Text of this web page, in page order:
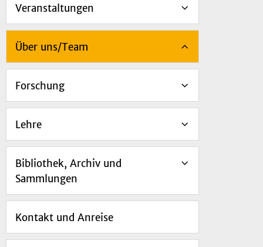
Veranstaltungen
Über uns/Team
Forschung
Lehre
Bibliothek, Archiv und
Sammlungen
Kontakt und Anreise